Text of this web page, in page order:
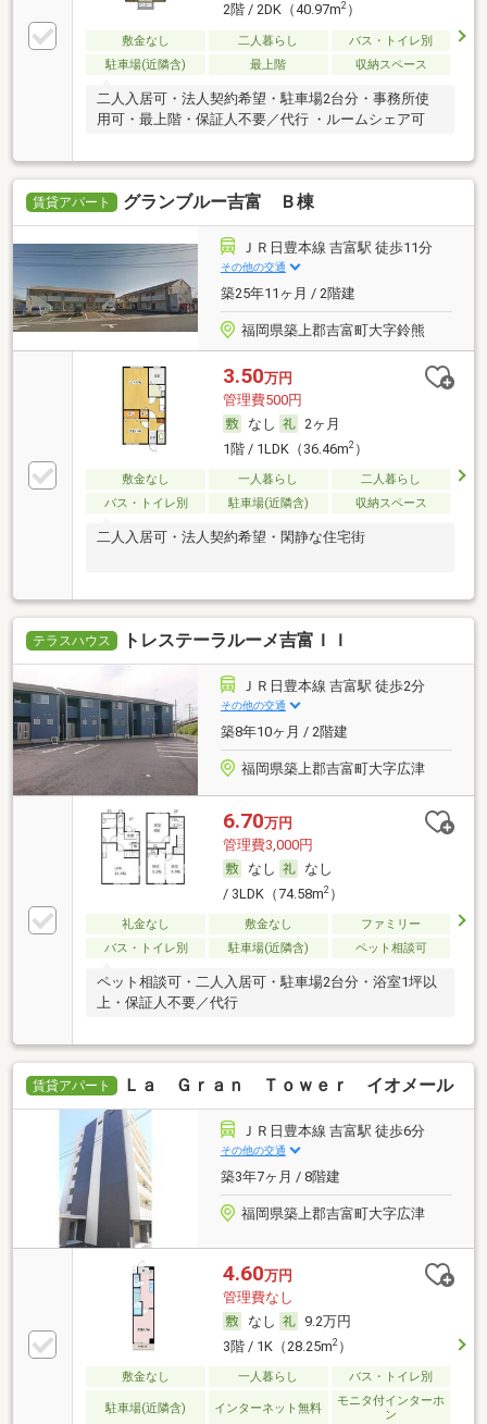
2階 / 2DK（40.97m2）
敷金なし 二人暮らし
バス・トイレ別
駐車場(近隣含)
最上階 収納スペース
二人入居可・法人契約希望・駐車場2台分・事務所使
用可・最上階・保証人不要／代行 ・ルームシェア可
賃貸アパート グランブルー吉富 Ｂ棟
ＪＲ日豊本線 吉富駅 徒歩11分
その他の交通
築25年11ヶ月 / 2階建
福岡県築上郡吉富町大字鈴熊
3.50万円
管理費500円
なし
2ヶ月
1階 / 1LDK（36.46m2）
敷金なし 一人暮らし
二人暮らし
バス・トイレ別
駐車場(近隣含) 収納スペース
二人入居可・法人契約希望・閑静な住宅街
テラスハウス トレステーラルーメ吉富ＩＩ
ＪＲ日豊本線 吉富駅 徒歩2分
その他の交通
築8年10ヶ月 / 2階建
福岡県築上郡吉富町大字広津
6.70万円
管理費3,000円
なし
なし
/ 3LDK（74.58m2）
礼金なし 敷金なし
ファミリー
バス・トイレ別
駐車場(近隣含) ペット相談可
ペット相談可・二人入居可・駐車場2台分・浴室1坪以
上・保証人不要／代行
賃貸アパート Ｌａ Ｇｒａｎ Ｔｏｗｅｒ イオメール
ＪＲ日豊本線 吉富駅 徒歩6分
その他の交通
築3年7ヶ月 / 8階建
福岡県築上郡吉富町大字広津
4.60万円
管理費なし
なし
9.2万円
3階 / 1K（28.25m2）
敷金なし 一人暮らし バス・トイレ別
駐車場(近隣含) インターネット無料
モニタ付インターホ
ン